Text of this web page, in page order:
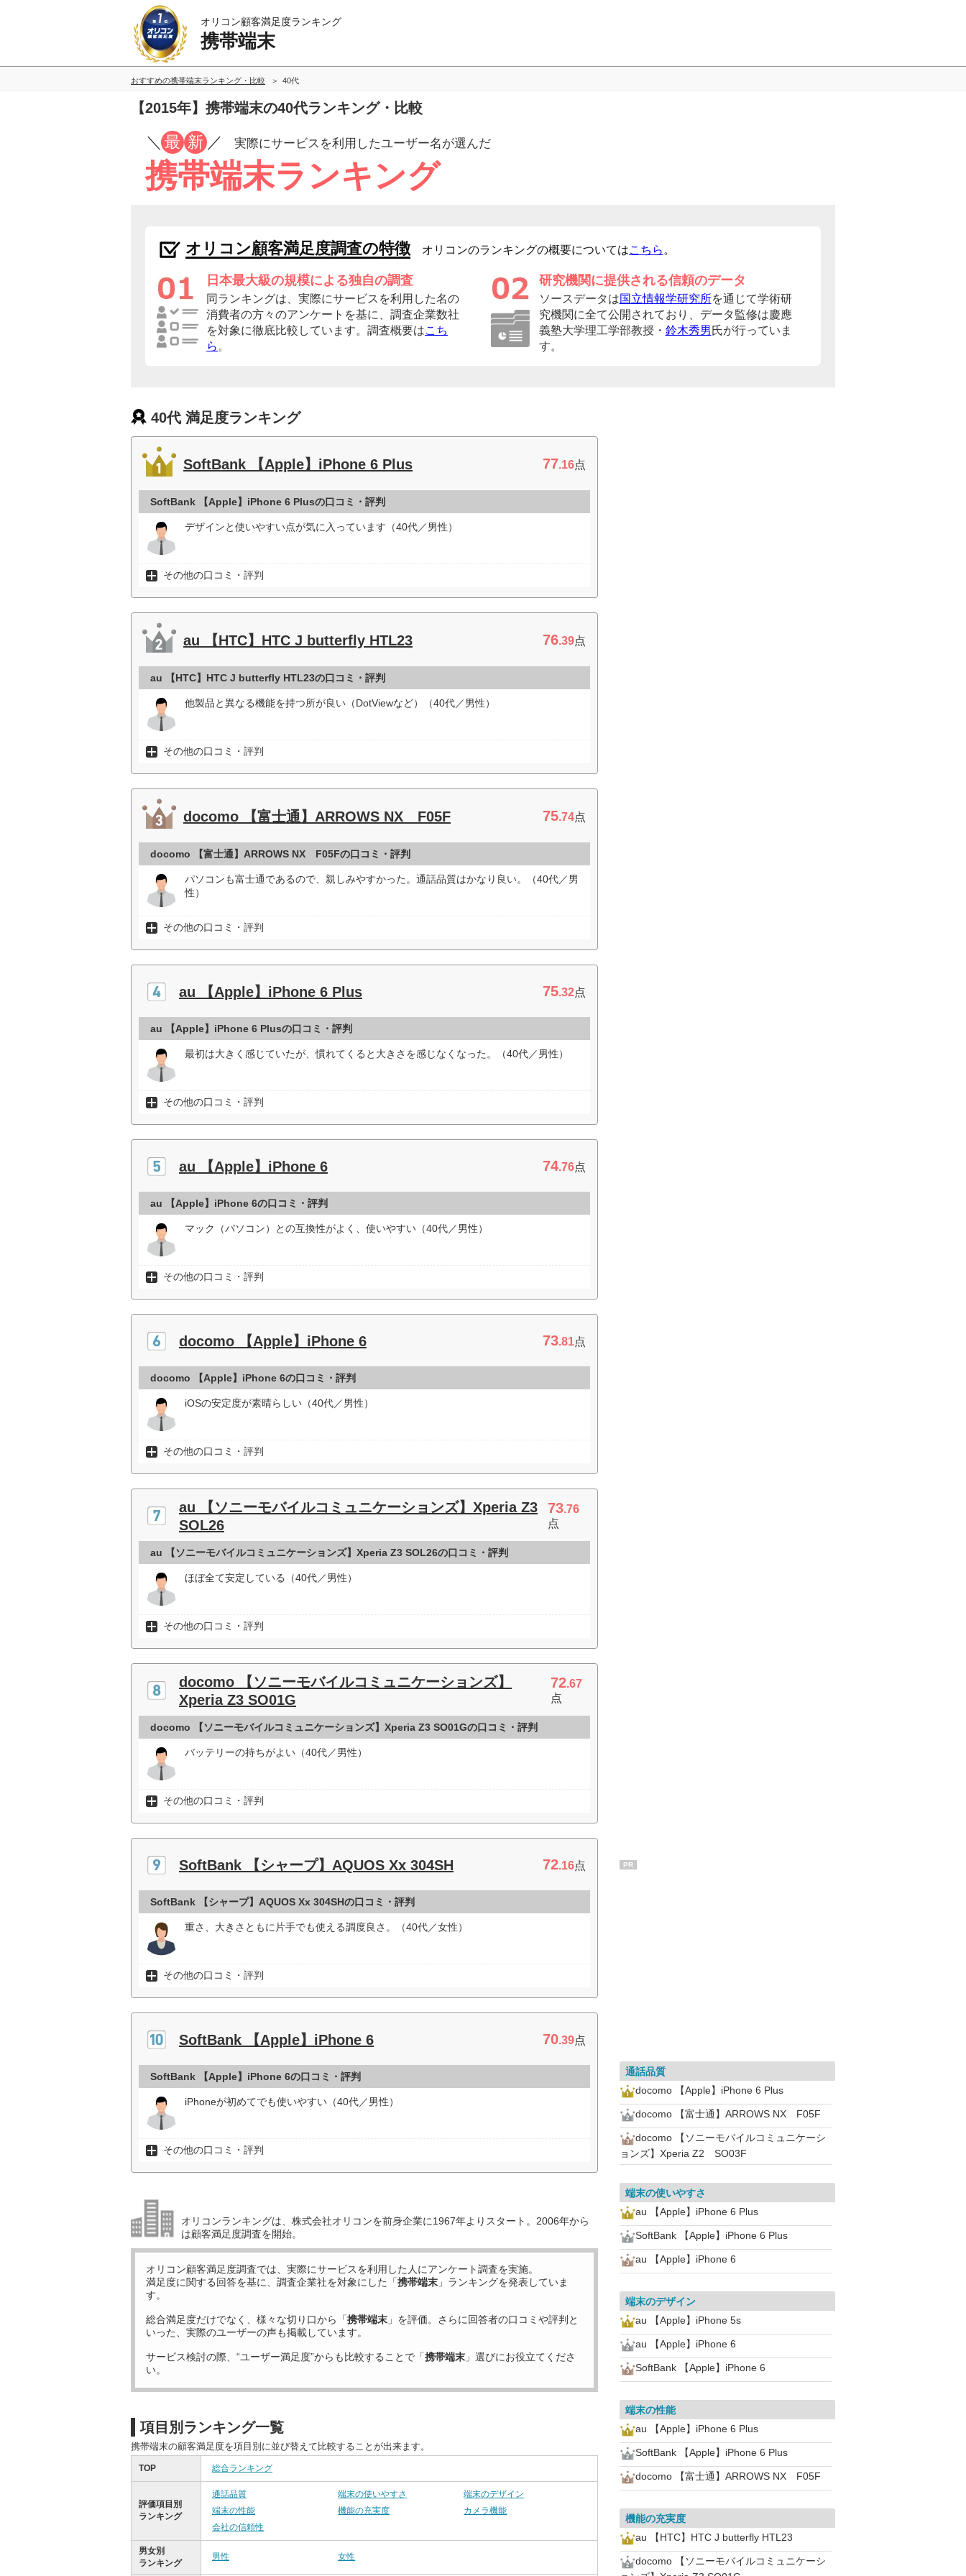
オリコン顧客満足度ランキング
携帯端末
おすすめの携帯端末ランキング・比較 40代
【2015年】携帯端末の40代ランキング・比較
／ 最 新 ／ 実際にサービスを利用したユーザー名が選んだ
携帯端末ランキング
オリコン顧客満足度調査の特徴 オリコンのランキングの概要についてはこちら 。
日本最大級の規模による独自の調査
同ランキングは、実際にサービスを利用した名の
消費者の方々のアンケートを基に、調査企業数社
を対象に徹底比較しています。調査概要はこち
ら 。
研究機関に提供される信頼のデータ
ソースデータは国立情報学研究所を通じて学術研
究機関に全て公開されており、データ監修は慶應
義塾大学理工学部教授・ 鈴木秀男 氏が行っていま
す。
40代 満足度ランキング
SoftBank 【Apple】iPhone 6 Plus 77.16点
SoftBank 【Apple】iPhone 6 Plusの口コミ・評判
デザインと使いやすい点が気に入っています（40代／男性）
その他の口コミ・評判
au 【HTC】HTC J butterfly HTL23 76.39点
au 【HTC】HTC J butterfly HTL23の口コミ・評判
他製品と異なる機能を持つ所が良い（DotViewなど）（40代／男性）
その他の口コミ・評判
docomo 【富士通】ARROWS NX F05F 75.74点
docomo 【富士通】ARROWS NX F05Fの口コミ・評判
パソコンも富士通であるので、親しみやすかった。通話品質はかなり良い。（40代／男
性）
その他の口コミ・評判
au 【Apple】iPhone 6 Plus 75.32点
au 【Apple】iPhone 6 Plusの口コミ・評判
最初は大きく感じていたが、慣れてくると大きさを感じなくなった。（40代／男性）
その他の口コミ・評判
au 【Apple】iPhone 6 74.76点
au 【Apple】iPhone 6の口コミ・評判
マック（パソコン）との互換性がよく、使いやすい（40代／男性）
その他の口コミ・評判
docomo 【Apple】iPhone 6 73.81点
docomo 【Apple】iPhone 6の口コミ・評判
iOSの安定度が素晴らしい（40代／男性）
その他の口コミ・評判
au 【ソニーモバイルコミュニケーションズ】Xperia Z3
SOL26
73.76
点
au 【ソニーモバイルコミュニケーションズ】Xperia Z3 SOL26の口コミ・評判
ほぼ全て安定している（40代／男性）
その他の口コミ・評判
docomo 【ソニーモバイルコミュニケーションズ】
Xperia Z3 SO01G
72.67
点
docomo 【ソニーモバイルコミュニケーションズ】Xperia Z3 SO01Gの口コミ・評判
バッテリーの持ちがよい（40代／男性）
その他の口コミ・評判
SoftBank 【シャープ】AQUOS Xx 304SH 72.16点
SoftBank 【シャープ】AQUOS Xx 304SHの口コミ・評判
重さ、大きさともに片手でも使える調度良さ。（40代／女性）
その他の口コミ・評判
SoftBank 【Apple】iPhone 6 70.39点
SoftBank 【Apple】iPhone 6の口コミ・評判
iPhoneが初めてでも使いやすい（40代／男性）
その他の口コミ・評判
オリコンランキングは、株式会社オリコンを前身企業に1967年よりスタート。2006年から
は顧客満足度調査を開始。
オリコン顧客満足度調査では、実際にサービスを利用した 人にアンケート調査を実施。
満足度に関する回答を基に、調査企業社を対象にした「携帯端末 」ランキングを発表していま
す。
総合満足度だけでなく、様々な切り口から「携帯端末 」を評価。さらに回答者の口コミや評判と
いった、実際のユーザーの声も掲載しています。
サービス検討の際、“ユーザー満足度”からも比較することで「携帯端末 」選びにお役立てくださ
い。
項目別ランキング一覧
携帯端末の顧客満足度を項目別に並び替えて比較することが出来ます。
TOP 総合ランキング
評価項目別
ランキング
通話品質 端末の使いやすさ
端末のデザイン
端末の性能
機能の充実度
カメラ機能
会社の信頼性
男女別
ランキング
男性 女性
PR
通話品質
docomo 【Apple】iPhone 6 Plus
docomo 【富士通】ARROWS NX F05F
docomo 【ソニーモバイルコミュニケーシ
ョンズ】Xperia Z2 SO03F
端末の使いやすさ
au 【Apple】iPhone 6 Plus
SoftBank 【Apple】iPhone 6 Plus
au 【Apple】iPhone 6
端末のデザイン
au 【Apple】iPhone 5s
au 【Apple】iPhone 6
SoftBank 【Apple】iPhone 6
端末の性能
au 【Apple】iPhone 6 Plus
SoftBank 【Apple】iPhone 6 Plus
docomo 【富士通】ARROWS NX F05F
機能の充実度
au 【HTC】HTC J butterfly HTL23
docomo 【ソニーモバイルコミュニケーシ